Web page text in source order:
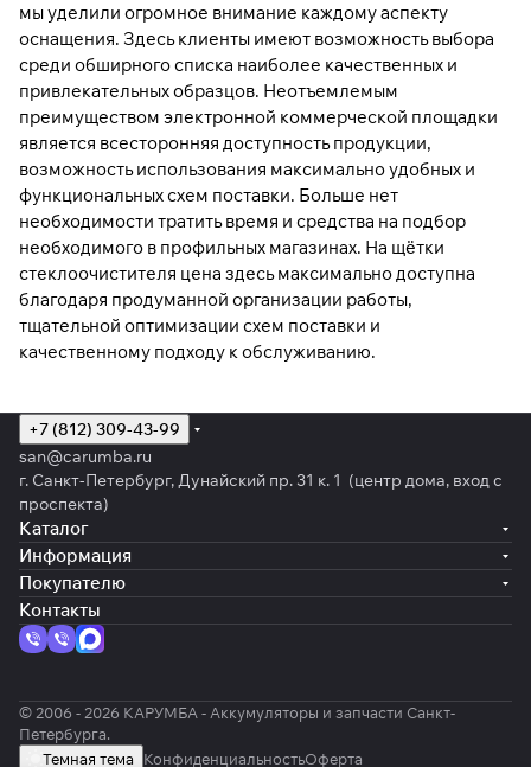
мы уделили огромное внимание каждому аспекту
оснащения. Здесь клиенты имеют возможность выбора
среди обширного списка наиболее качественных и
привлекательных образцов. Неотъемлемым
преимуществом электронной коммерческой площадки
является всесторонняя доступность продукции,
возможность использования максимально удобных и
функциональных схем поставки. Больше нет
необходимости тратить время и средства на подбор
необходимого в профильных магазинах. На щётки
стеклоочистителя цена здесь максимально доступна
благодаря продуманной организации работы,
тщательной оптимизации схем поставки и
качественному подходу к обслуживанию.
+7 (812) 309-43-99
san@carumba.ru
г. Санкт-Петербург, Дунайский пр. 31 к. 1 (центр дома, вход с
проспекта)
Каталог
Информация
Покупателю
Контакты
© 2006 - 2026 КАРУМБА - Аккумуляторы и запчасти Санкт-
Петербурга.
Темная тема
КонфиденциальностьОферта